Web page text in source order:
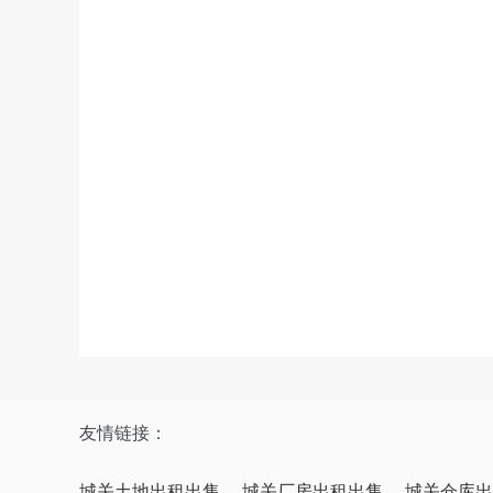
友情链接：